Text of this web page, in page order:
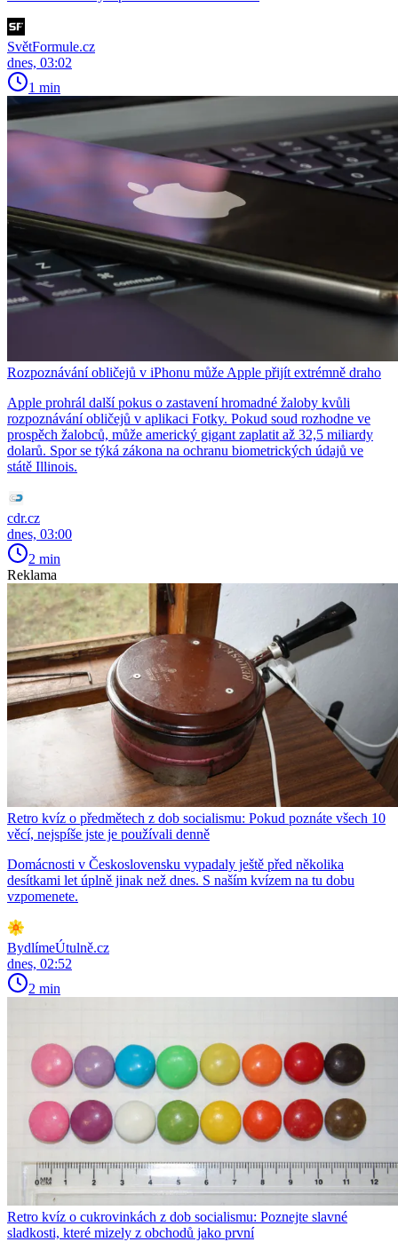
SvětFormule.cz
dnes, 03:02
1 min
Rozpoznávání obličejů v iPhonu může Apple přijít extrémně draho
Apple prohrál další pokus o zastavení hromadné žaloby kvůli
rozpoznávání obličejů v aplikaci Fotky. Pokud soud rozhodne ve
prospěch žalobců, může americký gigant zaplatit až 32,5 miliardy
dolarů. Spor se týká zákona na ochranu biometrických údajů ve
státě Illinois.
cdr.cz
dnes, 03:00
2 min
Reklama
Retro kvíz o předmětech z dob socialismu: Pokud poznáte všech 10
věcí, nejspíše jste je používali denně
Domácnosti v Československu vypadaly ještě před několika
desítkami let úplně jinak než dnes. S naším kvízem na tu dobu
vzpomenete.
BydlímeÚtulně.cz
dnes, 02:52
2 min
Retro kvíz o cukrovinkách z dob socialismu: Poznejte slavné
sladkosti, které mizely z obchodů jako první